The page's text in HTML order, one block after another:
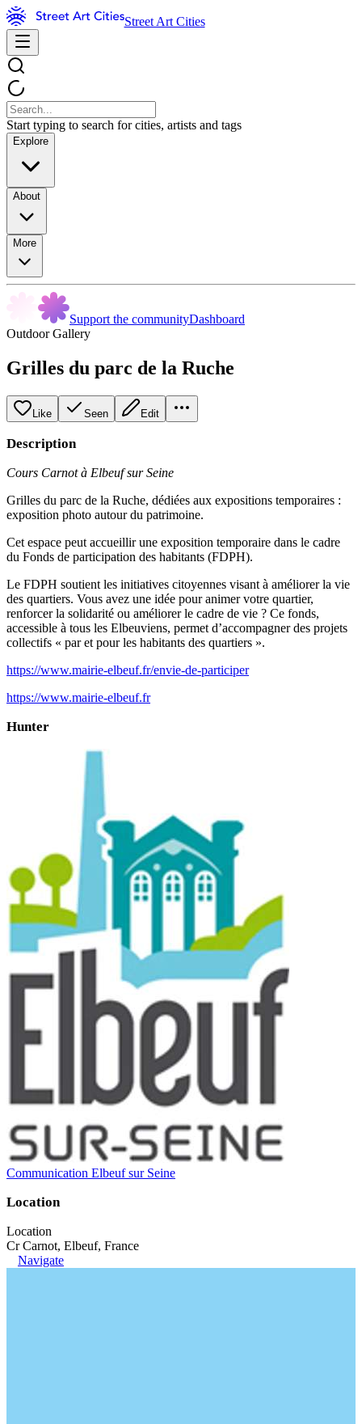
Street Art Cities
Start typing to search for cities, artists and tags
Explore
About
More
Support the communityDashboard
Outdoor Gallery
Grilles du parc de la Ruche
Like Seen Edit
Description
Cours Carnot à Elbeuf sur Seine
Grilles du parc de la Ruche, dédiées aux expositions temporaires :
exposition photo autour du patrimoine.
Cet espace peut accueillir une exposition temporaire dans le cadre
du Fonds de participation des habitants (FDPH).
Le FDPH soutient les initiatives citoyennes visant à améliorer la vie
des quartiers. Vous avez une idée pour animer votre quartier,
renforcer la solidarité ou améliorer le cadre de vie ? Ce fonds,
accessible à tous les Elbeuviens, permet d’accompagner des projets
collectifs « par et pour les habitants des quartiers ».
https://www.mairie-elbeuf.fr/envie-de-participer
https://www.mairie-elbeuf.fr
Hunter
Communication Elbeuf sur Seine
Location
Location
Cr Carnot, Elbeuf, France
Navigate